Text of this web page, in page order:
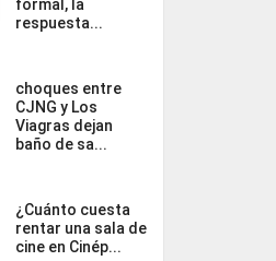
formal, la
respuesta...
choques entre
CJNG y Los
Viagras dejan
baño de sa...
¿Cuánto cuesta
rentar una sala de
cine en Cinép...